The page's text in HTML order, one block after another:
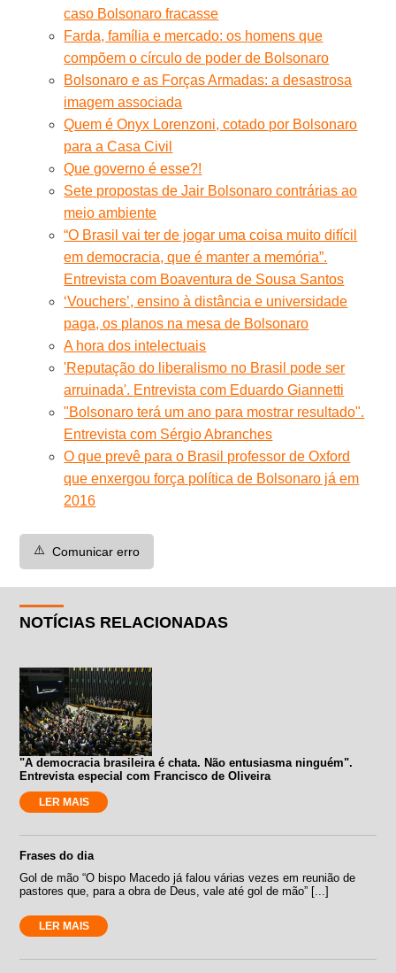
caso Bolsonaro fracasse
Farda, família e mercado: os homens que
compõem o círculo de poder de Bolsonaro
Bolsonaro e as Forças Armadas: a desastrosa
imagem associada
Quem é Onyx Lorenzoni, cotado por Bolsonaro
para a Casa Civil
Que governo é esse?!
Sete propostas de Jair Bolsonaro contrárias ao
meio ambiente
“O Brasil vai ter de jogar uma coisa muito difícil
em democracia, que é manter a memória”.
Entrevista com Boaventura de Sousa Santos
‘Vouchers’, ensino à distância e universidade
paga, os planos na mesa de Bolsonaro
A hora dos intelectuais
'Reputação do liberalismo no Brasil pode ser
arruinada'. Entrevista com Eduardo Giannetti
"Bolsonaro terá um ano para mostrar resultado".
Entrevista com Sérgio Abranches
O que prevê para o Brasil professor de Oxford
que enxergou força política de Bolsonaro já em
2016
⚠️ Comunicar erro
NOTÍCIAS RELACIONADAS
"A democracia brasileira é chata. Não entusiasma ninguém".
Entrevista especial com Francisco de Oliveira
LER MAIS
Frases do dia
Gol de mão “O bispo Macedo já falou várias vezes em reunião de
pastores que, para a obra de Deus, vale até gol de mão” [...]
LER MAIS